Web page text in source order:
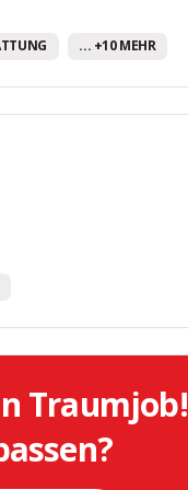
... +10 MEHR
Traumjob!